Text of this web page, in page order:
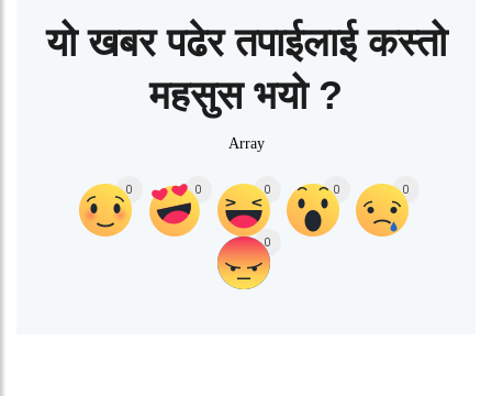
यो खबर पढेर तपाईलाई कस्तो
महसुस भयो ?
Array
0 0 0 0 0
0